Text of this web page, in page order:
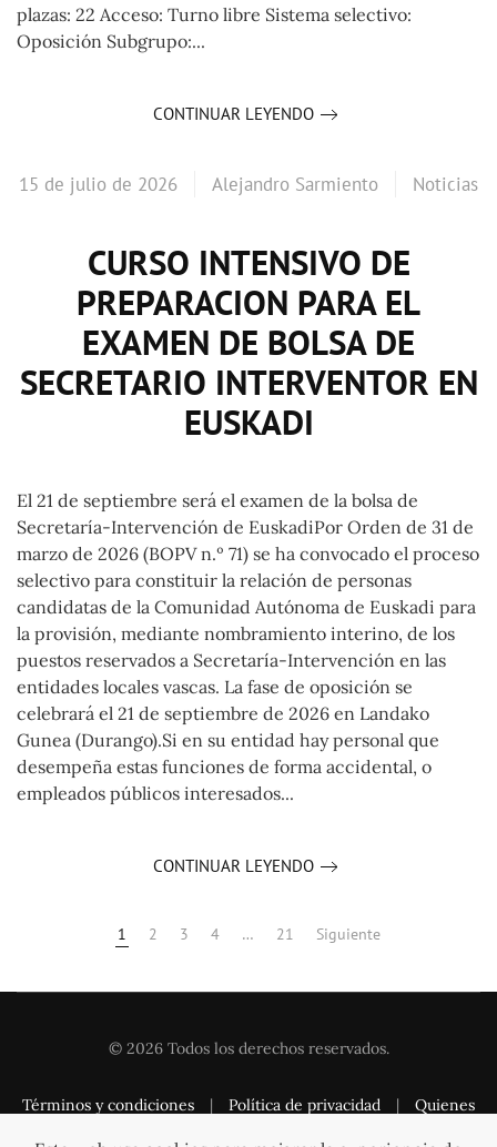
plazas: 22 Acceso: Turno libre Sistema selectivo:
Oposición Subgrupo:...
CONTINUAR LEYENDO
15 de julio de 2026 Alejandro Sarmiento Noticias
CURSO INTENSIVO DE
PREPARACION PARA EL
EXAMEN DE BOLSA DE
SECRETARIO INTERVENTOR EN
EUSKADI
El 21 de septiembre será el examen de la bolsa de
Secretaría-Intervención de EuskadiPor Orden de 31 de
marzo de 2026 (BOPV n.º 71) se ha convocado el proceso
selectivo para constituir la relación de personas
candidatas de la Comunidad Autónoma de Euskadi para
la provisión, mediante nombramiento interino, de los
puestos reservados a Secretaría-Intervención en las
entidades locales vascas. La fase de oposición se
celebrará el 21 de septiembre de 2026 en Landako
Gunea (Durango).Si en su entidad hay personal que
desempeña estas funciones de forma accidental, o
empleados públicos interesados...
CONTINUAR LEYENDO
1 2 3 4 … 21 Siguiente
© 2026Todos los derechos reservados.
Términos y condiciones | Política de privacidad | Quienes